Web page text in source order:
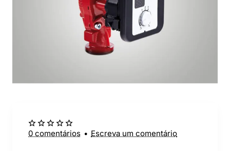
Sob Consulta
0 comentários • Escreva um comentário